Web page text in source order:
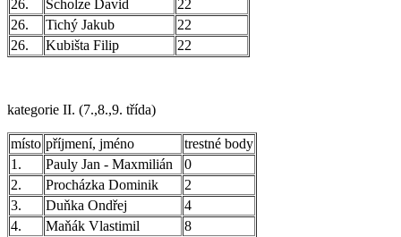
26.
Scholze David
22
26.
Tichý Jakub
22
26.
Kubišta Filip 22
kategorie II. (7.,8.,9. třída)
místo příjmení, jméno
trestné body
1.
Pauly Jan - Maxmilián
0
2.
Procházka Dominik
2
3.
Duňka Ondřej
4
4.
Maňák Vlastimil
8